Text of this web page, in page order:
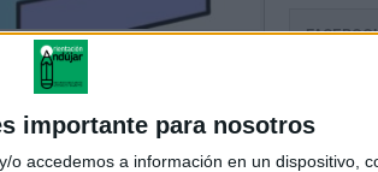
importante para nosotros
o accedemos a información en un dispositivo,